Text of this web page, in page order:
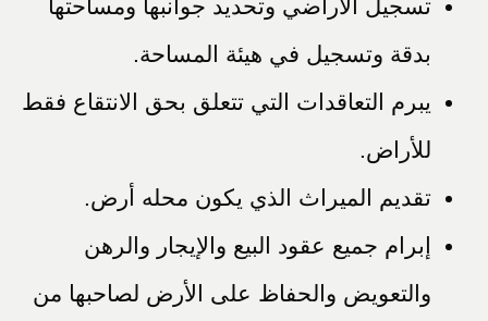
تسجيل الأراضي وتحديد جوانبها ومساحتها
بدقة وتسجيل في هيئة المساحة.
يبرم التعاقدات التي تتعلق بحق الانتقاع فقط
للأراض.
تقديم الميراث الذي يكون محله أرض.
إبرام جميع عقود البيع والإيجار والرهن
والتعويض والحفاظ على الأرض لصاحبها من